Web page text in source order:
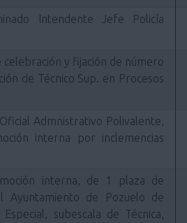
Intendente Jefe Policía
y fijación de número
de Técnico Sup. en Procesos
Admnistrativo Polivalente,
interna por inclemencias
interna, de 1 plaza de
Ayuntamiento de Pozuelo de
subescala de Técnica,